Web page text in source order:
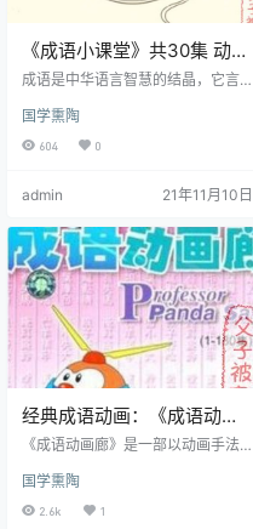
《成语小课堂》共30集 动画
趣解成语故事
成语是中华语言智慧的结晶，它言
的基础，又是人文内涵的提现。 熟
练掌握成语，既能让写作文采斐
个成语故事的背后，都有一个典故
记硬背，就容易望文生义、使用不
当，甚至闹出笑话。 孩子的成语学
习，需要回归正轨！ 成语小课堂 30
个精选故事+5大优秀主题，带孩子
一起：涨知识，明事理；促思辨…
国学熏陶
604 0
admin 21年11月10日
经典成语动画：《成语动画
廊》国语无字(180集全) mp4
《成语动画廊》是一部以动画手法
年至1988年间由翡翠动画制作并在
香港无线电视翡翠台播放。一套富
国学熏陶
2.6k 1